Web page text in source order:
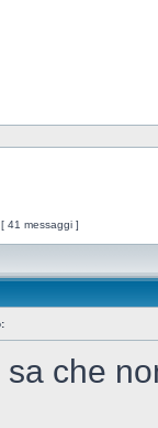
[ 41 messaggi ]
sa che